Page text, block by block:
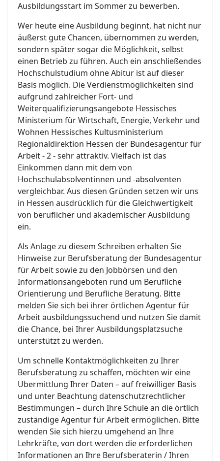
Ausbildungsstart im Sommer zu bewerben.
Wer heute eine Ausbildung beginnt, hat nicht nur
äußerst gute Chancen, übernommen zu werden,
sondern später sogar die Möglichkeit, selbst
einen Betrieb zu führen. Auch ein anschließendes
Hochschulstudium ohne Abitur ist auf dieser
Basis möglich. Die Verdienstmöglichkeiten sind
aufgrund zahlreicher Fort- und
Weiterqualifizierungsangebote Hessisches
Ministerium für Wirtschaft, Energie, Verkehr und
Wohnen Hessisches Kultusministerium
Regionaldirektion Hessen der Bundesagentur für
Arbeit - 2 - sehr attraktiv. Vielfach ist das
Einkommen dann mit dem von
Hochschulabsolventinnen und -absolventen
vergleichbar. Aus diesen Gründen setzen wir uns
in Hessen ausdrücklich für die Gleichwertigkeit
von beruflicher und akademischer Ausbildung
ein.
Als Anlage zu diesem Schreiben erhalten Sie
Hinweise zur Berufsberatung der Bundesagentur
für Arbeit sowie zu den Jobbörsen und den
Informationsangeboten rund um Berufliche
Orientierung und Berufliche Beratung. Bitte
melden Sie sich bei ihrer örtlichen Agentur für
Arbeit ausbildungssuchend und nutzen Sie damit
die Chance, bei Ihrer Ausbildungsplatzsuche
unterstützt zu werden.
Um schnelle Kontaktmöglichkeiten zu Ihrer
Berufsberatung zu schaffen, möchten wir eine
Übermittlung Ihrer Daten – auf freiwilliger Basis
und unter Beachtung datenschutzrechtlicher
Bestimmungen – durch Ihre Schule an die örtlich
zuständige Agentur für Arbeit ermöglichen. Bitte
wenden Sie sich hierzu umgehend an Ihre
Lehrkräfte, von dort werden die erforderlichen
Informationen an Ihre Berufsberaterin / Ihren